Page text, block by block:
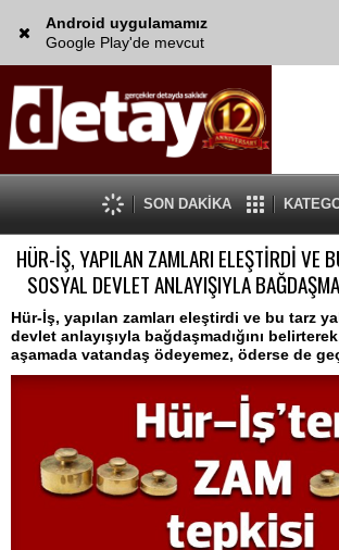
Android uygulamamız
Google Play'de mevcut
SON DAKİKA
HÜR-İŞ, YAPILAN ZAMLARI ELEŞTİRDİ VE
SOSYAL DEVLET ANLAYIŞIYLA
Hür-İş, yapılan zamları eleştirdi ve bu tarz
devlet anlayışıyla bağdaşmadığını
aşamada vatandaş ödeyemez, öderse de